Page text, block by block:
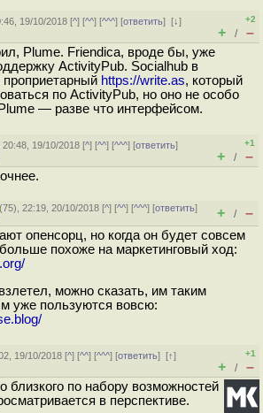
19/10/2018 [^] [^^] [^^^] [ответить][↓]
+2
+ / –
Plume. Friendica, вроде бы, уже
ActivityPub. Socialhub в
https://write.as, который
по ActivityPub, но оно не особо
— разве что интерфейсом.
20:48, 19/10/2018 [^] [^^] [^^^] [ответить]
+1
+ / –
(75), 22:19, 20/10/2018 [^] [^^] [^^^] [ответить]
+ / –
опенсорц, но когда он будет совсем
похоже на маркетинговый ход:
можно сказать, им таким
уже пользуются вовсю:
19/10/2018 [^] [^^] [^^^] [ответить][↑]
+1
+ / –
близкого по набору возможностей
в перспективе.